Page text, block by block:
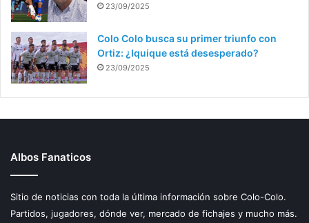
23/09/2025
Colo Colo busca su primer triunfo con
Ortiz: ¿Iquique está desesperado?
23/09/2025
Albos Fanaticos
Sitio de noticias con toda la última información sobre Colo-Colo.
Partidos, jugadores, dónde ver, mercado de fichajes y mucho más.